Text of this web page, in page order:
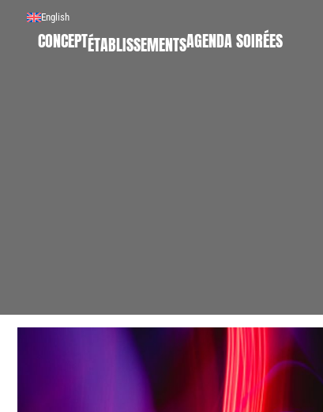
English
CONCEPTÉTABLISSEMENTSAGENDA SOIRÉES